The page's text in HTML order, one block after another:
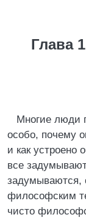
Глава
Многие люди
особо, почему
и как устроено
все
задумываются,
философским
чисто